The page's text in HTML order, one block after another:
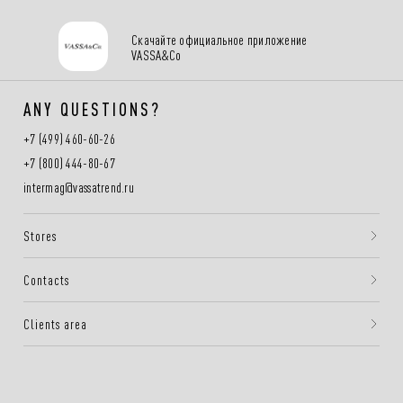
Скачайте официальное приложение
VASSA&Co
ANY QUESTIONS?
+7 (499) 460-60-26
+7 (800) 444-80-67
intermag@vassatrend.ru
Stores
Contacts
Clients area